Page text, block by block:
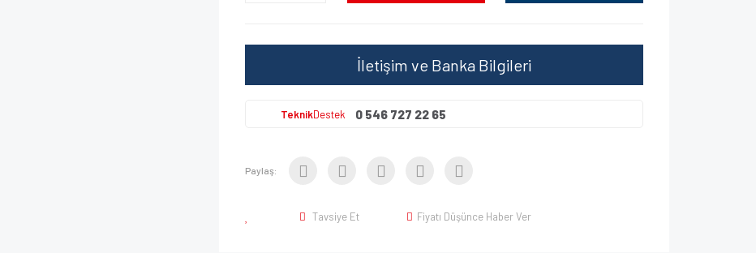
İletişim ve Banka Bilgileri
TeknikDestek 0 546 727 22 65
Paylaş:
Tavsiye Et Fiyatı Düşünce Haber Ver